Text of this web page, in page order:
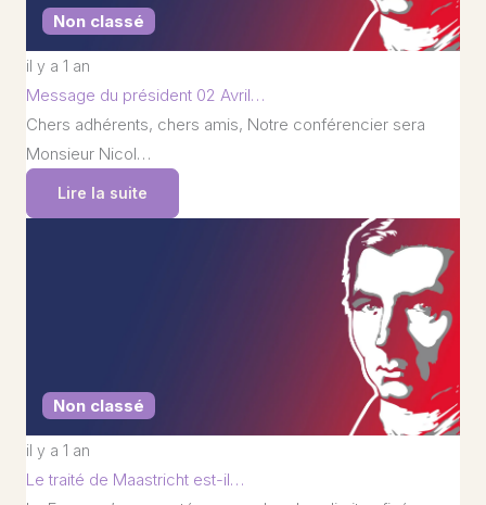
Non classé
il y a 1 an
Message du président 02 Avril…
Chers adhérents, chers amis, Notre conférencier sera
Monsieur Nicol…
Lire la suite
Non classé
il y a 1 an
Le traité de Maastricht est-il…